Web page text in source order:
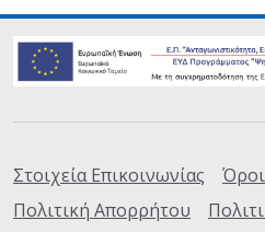
Σύνδεσμοι
Στοιχεία Επικοινωνίας
Πολιτική Απορρήτου